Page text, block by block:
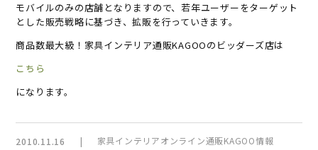
モバイルのみの店舗となりますので、若年ユーザーをターゲット
とした販売戦略に基づき、拡販を行っていきます。
商品数最大級！家具インテリア通販KAGOOのビッダーズ店は
こちら
になります。
2010.11.16 | 家具インテリアオンライン通販KAGOO情報